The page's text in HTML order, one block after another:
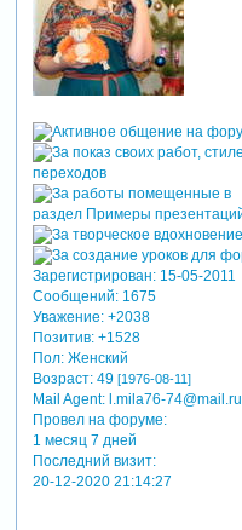
Зарегистрирован: 15-05-2011
Сообщений:1675
Уважение: +2038
Позитив: +1528
Пол:Женский
Возраст:49 [1976-08-11]
Mail Agent:l.mila76-74@mail.ru
Провел на форуме:
1 месяц 7 дней
Последний визит:
20-12-2020 21:14:27